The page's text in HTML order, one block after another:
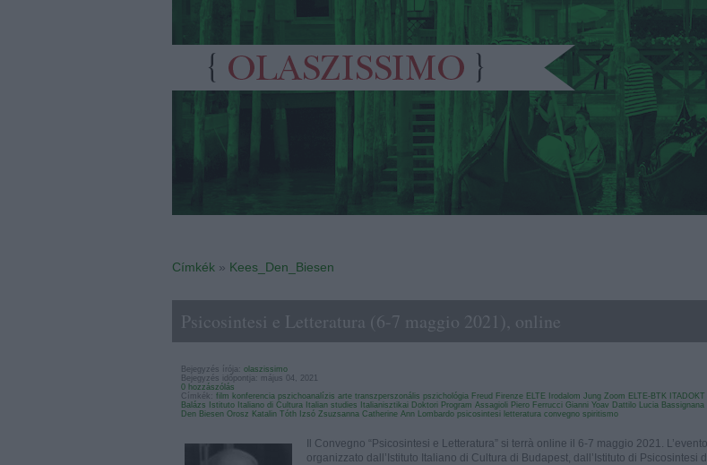
Címkék » Kees_Den_Biesen
Psicosintesi e Letteratura (6-7 maggio 2021), online
Bejegyzés írója: olaszissimo
Bejegyzés időpontja: május 04, 2021
0 hozzászólás
Címkék: film konferencia pszichoanalízis arte transzperszonális pszichológia Freud Firenze ELTE Irodalom Jung Zoom ELTE-BTK ITADOKT
Balázs
Istituto Italiano di Cultura Italian studies Italianisztikai Doktori Program Assagioli Piero Ferrucci Gianni Yoav Dattilo Lucia Bassignana
Den Biesen Orosz Katalin Tóth Izsó Zsuzsanna Catherine Ann Lombardo psicosintesi letteratura convegno spiritismo
Il Convegno “Psicosintesi e Letteratura” si terrà online il 6-7 maggio 2021.
organizzato dall’Istituto Italiano di Cultura di Budapest, dall’Istituto di Psicosintesi